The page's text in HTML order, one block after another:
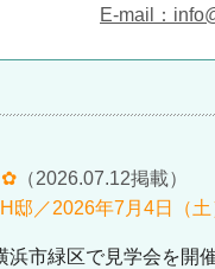
E-mail：
✿ （2026.07.12掲載）
邸／2026年7月 4日（土
浜市緑区で見学会を開